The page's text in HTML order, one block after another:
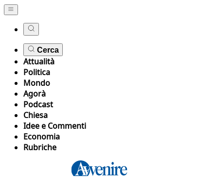
Cerca
Attualità
Politica
Mondo
Agorà
Podcast
Chiesa
Idee e Commenti
Economia
Rubriche